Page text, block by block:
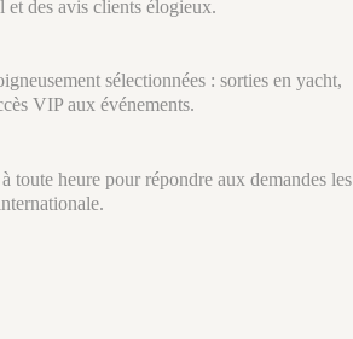
des avis clients élogieux.
sélectionnées : sorties en yacht,
VIP aux événements.
toute heure pour répondre aux demandes les